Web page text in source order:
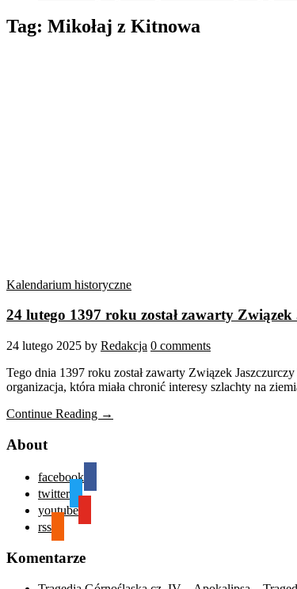
Tag: Mikołaj z Kitnowa
Kalendarium historyczne
24 lutego 1397 roku został zawarty Związek
24 lutego 2025 by Redakcja 0 comments
Tego dnia 1397 roku został zawarty Związek
organizacja, która miała chronić interesy szlachty na
Continue Reading →
About
facebook
twitter
youtube
rss
Komentarze